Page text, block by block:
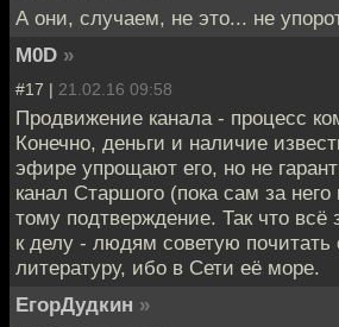
А они, случаем, не это... не
M0D »
#17 | 21.02.16 09:58
Продвижение канала - процесс
Конечно, деньги и наличие
эфире упрощают его, но не
канал Старшого (пока сам за него
тому подтверждение. Так что всё
к делу - людям советую
литературу, ибо в Сети её море.
ЕгорДудкин »